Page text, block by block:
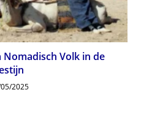
Nomadisch Volk in de
2025